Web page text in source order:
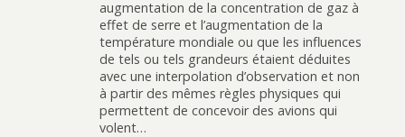
augmentation de la concentration de gaz à
effet de serre et l’augmentation de la
température mondiale ou que les influences
de tels ou tels grandeurs étaient déduites
avec une interpolation d’observation et non
à partir des mêmes règles physiques qui
permettent de concevoir des avions qui
volent…